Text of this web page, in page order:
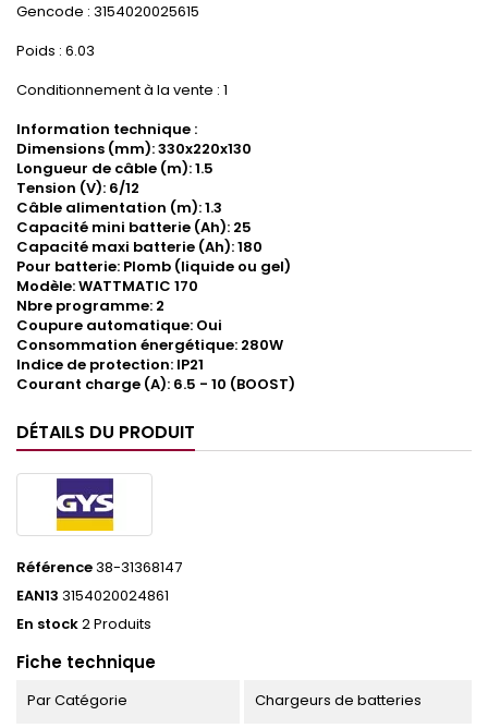
Gencode : 3154020025615
Poids : 6.03
Conditionnement à la vente : 1
Information technique :
Dimensions (mm): 330x220x130
Longueur de câble (m): 1.5
Tension (V): 6/12
Câble alimentation (m): 1.3
Capacité mini batterie (Ah): 25
Capacité maxi batterie (Ah): 180
Pour batterie: Plomb (liquide ou gel)
Modèle: WATTMATIC 170
Nbre programme: 2
Coupure automatique: Oui
Consommation énergétique: 280W
Indice de protection: IP21
Courant charge (A): 6.5 - 10 (BOOST)
DÉTAILS DU PRODUIT
Référence38-31368147
EAN13 3154020024861
En stock2 Produits
Fiche technique
Par Catégorie Chargeurs de batteries